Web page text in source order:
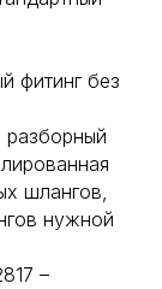
фитинг без
разборный
шлангов,
нужной
–